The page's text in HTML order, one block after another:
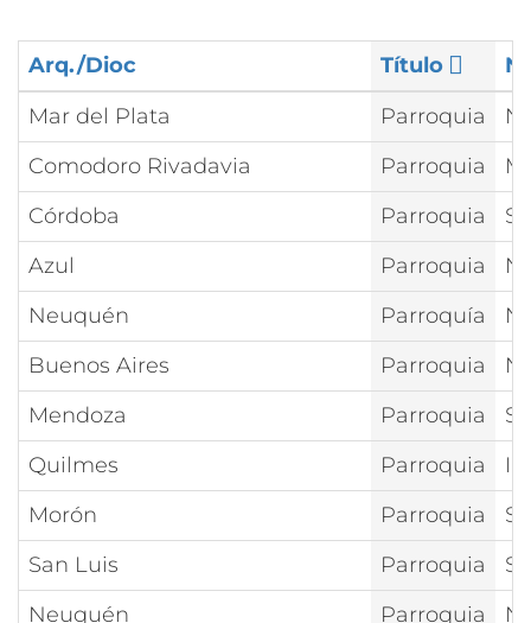
Arq./Dioc Título
Mar del Plata
Parroquia
Comodoro Rivadavia
Parroquia
Córdoba
Parroquia
Azul
Parroquia
Neuquén
Parroquía
Buenos Aires
Parroquia
Mendoza
Parroquia
Quilmes
Parroquia
Morón
Parroquia
San Luis
Parroquia
Neuquén
Parroquia